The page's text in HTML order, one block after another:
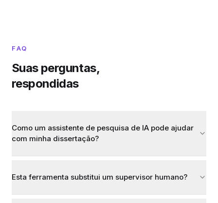
FAQ
Suas perguntas,
respondidas
Como um assistente de pesquisa de IA pode ajudar
com minha dissertação?
Esta ferramenta substitui um supervisor humano?